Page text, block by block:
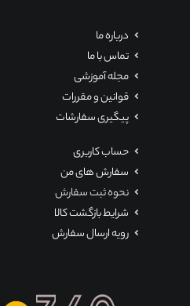
درباره ما
تماس با ما
مجله آموزشی
قوانین و مقررات
پیگیری سفارشات
حساب کاربری
سفارش های من
نحوه ثبت سفارش
شرایط بازگشت کالا
رویه ارسال سفارش